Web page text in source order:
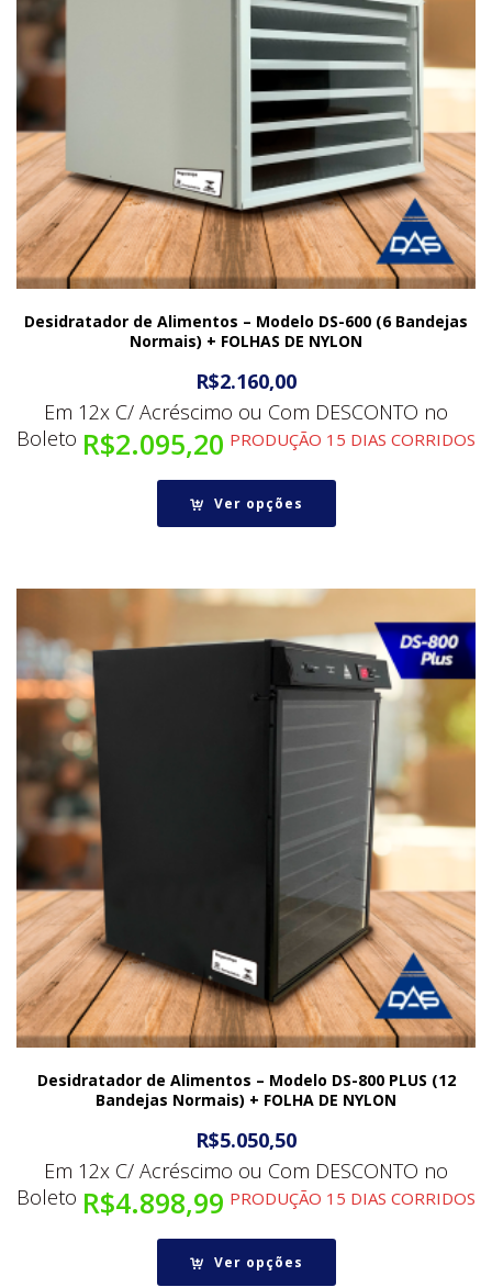
Desidratador de Alimentos – Modelo DS-600 (6 Bandejas
Normais) + FOLHAS DE NYLON
R$2.160,00
Em 12x C/ Acréscimo ou Com DESCONTO no
Boleto R$2.095,20 PRODUÇÃO 15 DIAS CORRIDOS
Ver opções
Desidratador de Alimentos – Modelo DS-800 PLUS (12
Bandejas Normais) + FOLHA DE NYLON
R$5.050,50
Em 12x C/ Acréscimo ou Com DESCONTO no
Boleto R$4.898,99 PRODUÇÃO 15 DIAS CORRIDOS
Ver opções